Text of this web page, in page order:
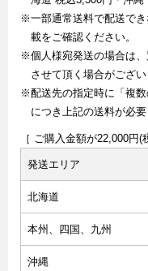
※一部通常送料で配送で
載をご確認ください。
※個人様宛発送の場合は
させて頂く場合がござい
※配送先の指定時に「複
につき上記の送料が必
［ ご購入金額が22,000円(
発送エリア
北海道
本州、四国、九州
沖縄